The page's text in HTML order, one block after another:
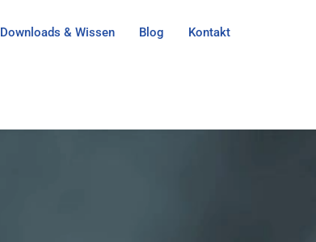
Downloads & Wissen Blog Kontakt